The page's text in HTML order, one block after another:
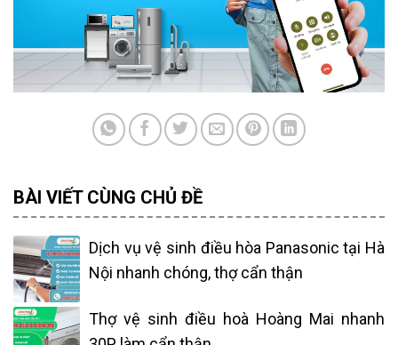
BÀI VIẾT CÙNG CHỦ ĐỀ
Dịch vụ vệ sinh điều hòa Panasonic tại Hà
Nội nhanh chóng, thợ cẩn thận
Thợ vệ sinh điều hoà Hoàng Mai nhanh